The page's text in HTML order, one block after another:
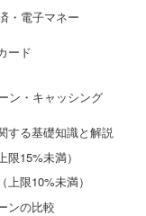
・電子マネー
ード
ン・キャッシング
する基礎知識と解説
限15%未満）
上限10%未満）
ンの比較